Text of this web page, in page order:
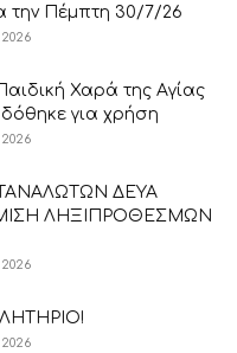
την Πέμπτη 30/7/26
Χαρά της Αγίας
για χρήση
ΔΕΥΑ
ΛΗΞΙΠΡΟΘΕΣΜΩΝ